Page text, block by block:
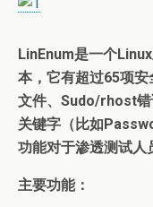
LinEnum是一个
本，它有超过65项安
文件、Sudo/rhost错
关键字（比如
功能对于渗透测试人
主要功能：